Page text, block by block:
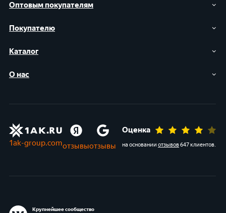
Оптовым покупателям
Покупателю
Каталог
О нас
1ak-group.comотзывыотзывы
Оценка
на основании отзывов647 клиентов.
Крупнейшее сообщество